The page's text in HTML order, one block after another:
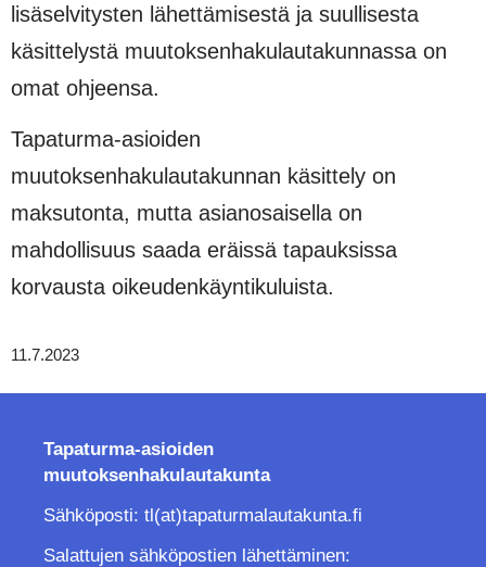
lisäselvitysten lähettämisestä ja suullisesta
käsittelystä muutoksenhakulautakunnassa on
omat ohjeensa.
Tapaturma-asioiden
muutoksenhakulautakunnan käsittely on
maksutonta, mutta asianosaisella on
mahdollisuus saada eräissä tapauksissa
korvausta oikeudenkäyntikuluista.
11.7.2023
Tapaturma-asioiden
muutoksenhakulautakunta
Sähköposti: tl(at)tapaturmalautakunta.fi
Salattujen sähköpostien lähettäminen: